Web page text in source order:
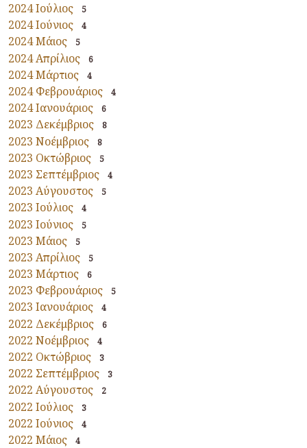
2024 Ιούλιος 5
2024 Ιούνιος 4
2024 Μάιος 5
2024 Απρίλιος 6
2024 Μάρτιος 4
2024 Φεβρουάριος 4
2024 Ιανουάριος 6
2023 Δεκέμβριος 8
2023 Νοέμβριος 8
2023 Οκτώβριος 5
2023 Σεπτέμβριος 4
2023 Αύγουστος 5
2023 Ιούλιος 4
2023 Ιούνιος 5
2023 Μάιος 5
2023 Απρίλιος 5
2023 Μάρτιος 6
2023 Φεβρουάριος 5
2023 Ιανουάριος 4
2022 Δεκέμβριος 6
2022 Νοέμβριος 4
2022 Οκτώβριος 3
2022 Σεπτέμβριος 3
2022 Αύγουστος 2
2022 Ιούλιος 3
2022 Ιούνιος 4
2022 Μάιος 4